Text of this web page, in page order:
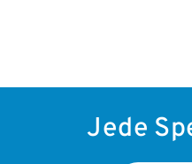
Jede